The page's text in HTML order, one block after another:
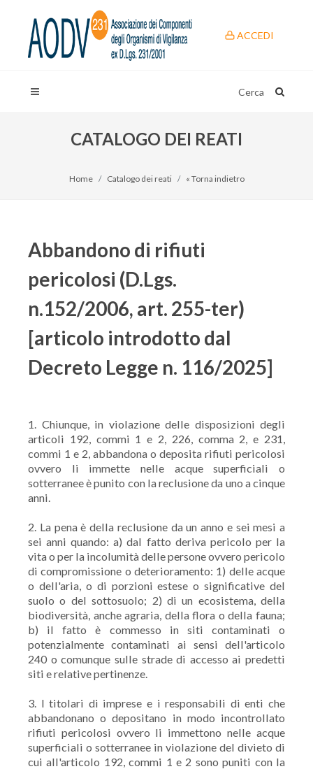
ACCEDI
Cerca
CATALOGO DEI REATI
Home Catalogo dei reati « Torna indietro
Abbandono di rifiuti
pericolosi (D.Lgs.
n.152/2006, art. 255-ter)
[articolo introdotto dal
Decreto Legge n. 116/2025]
1. Chiunque, in violazione delle disposizioni degli
articoli 192, commi 1 e 2, 226, comma 2, e 231,
commi 1 e 2, abbandona o deposita rifiuti pericolosi
ovvero li immette nelle acque superficiali o
sotterranee è punito con la reclusione da uno a cinque
anni.
2. La pena è della reclusione da un anno e sei mesi a
sei anni quando: a) dal fatto deriva pericolo per la
vita o per la incolumità delle persone ovvero pericolo
di compromissione o deterioramento: 1) delle acque
o dell'aria, o di porzioni estese o significative del
suolo o del sottosuolo; 2) di un ecosistema, della
biodiversità, anche agraria, della flora o della fauna;
b) il fatto è commesso in siti contaminati o
potenzialmente contaminati ai sensi dell'articolo
240 o comunque sulle strade di accesso ai predetti
siti e relative pertinenze.
3. I titolari di imprese e i responsabili di enti che
abbandonano o depositano in modo incontrollato
rifiuti pericolosi ovvero li immettono nelle acque
superficiali o sotterranee in violazione del divieto di
cui all'articolo 192, commi 1 e 2 sono puniti con la